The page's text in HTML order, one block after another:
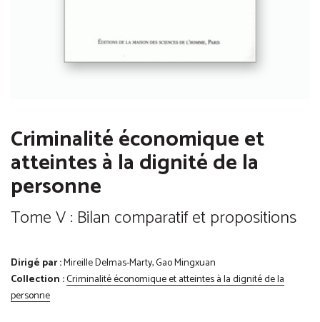
Criminalité économique et
atteintes à la dignité de la
personne
Tome V : Bilan comparatif et propositions
Dirigé par :Mireille Delmas-Marty, Gao Mingxuan
Collection :Criminalité économique et atteintes à la dignité de la
personne